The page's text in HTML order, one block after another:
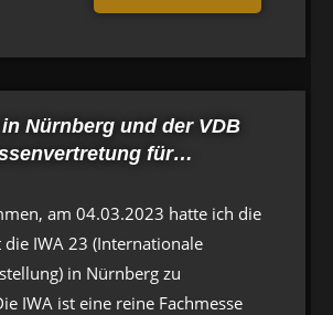
in Nürnberg und der VDB
für…
am 04.03.2023 hatte ich die
die IWA 23 (Internationale
in Nürnberg zu
IWA ist eine reine Fachmesse